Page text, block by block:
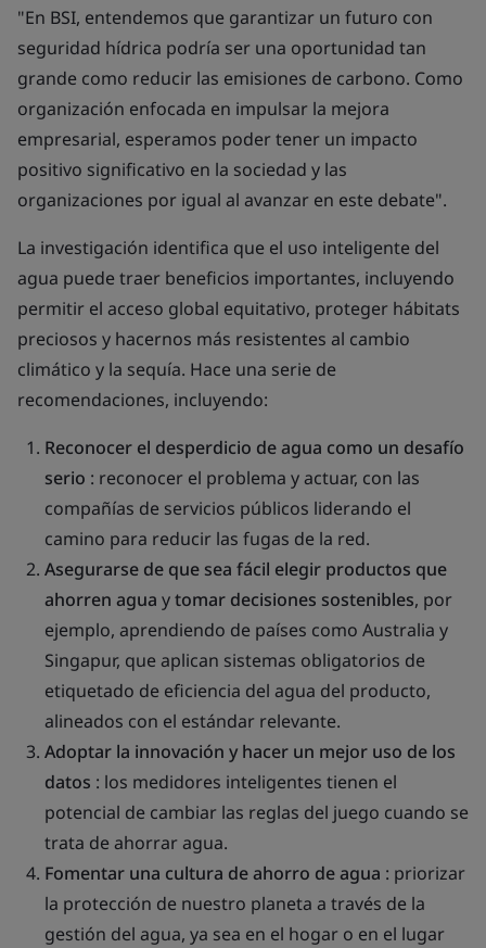
"En BSI, entendemos que garantizar un futuro con
seguridad hídrica podría ser una oportunidad tan
grande como reducir las emisiones de carbono. Como
organización enfocada en impulsar la mejora
empresarial, esperamos poder tener un impacto
positivo significativo en la sociedad y las
organizaciones por igual al avanzar en este debate".
La investigación identifica que el uso inteligente del
agua puede traer beneficios importantes, incluyendo
permitir el acceso global equitativo, proteger hábitats
preciosos y hacernos más resistentes al cambio
climático y la sequía. Hace una serie de
recomendaciones, incluyendo:
Reconocer el desperdicio de agua como un desafío
serio : reconocer el problema y actuar, con las
compañías de servicios públicos liderando el
camino para reducir las fugas de la red.
Asegurarse de que sea fácil elegir productos que
ahorren agua ytomar decisiones sostenibles, por
ejemplo, aprendiendo de países como Australia y
Singapur, que aplican sistemas obligatorios de
etiquetado de eficiencia del agua del producto,
alineados con el estándar relevante.
Adoptar la innovación y hacer un mejor uso de los
datos : los medidores inteligentes tienen el
potencial de cambiar las reglas del juego cuando se
trata de ahorrar agua.
Fomentar una cultura de ahorro de agua : priorizar
la protección de nuestro planeta a través de la
gestión del agua, ya sea en el hogar o en el lugar